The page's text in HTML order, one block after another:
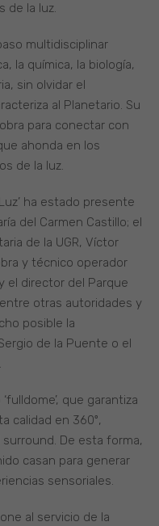
de la luz.
multidisciplinar
la química, la biología,
sin olvidar el
al Planetario. Su
para conectar con
ahonda en los
de la luz.
ha estado presente
del Carmen Castillo; el
de la UGR, Víctor
y técnico operador
el director del Parque
otras autoridades y
posible la
de la Puente o el
que garantiza
calidad en 360º,
De esta forma,
casan para generar
sensoriales.
al servicio de la